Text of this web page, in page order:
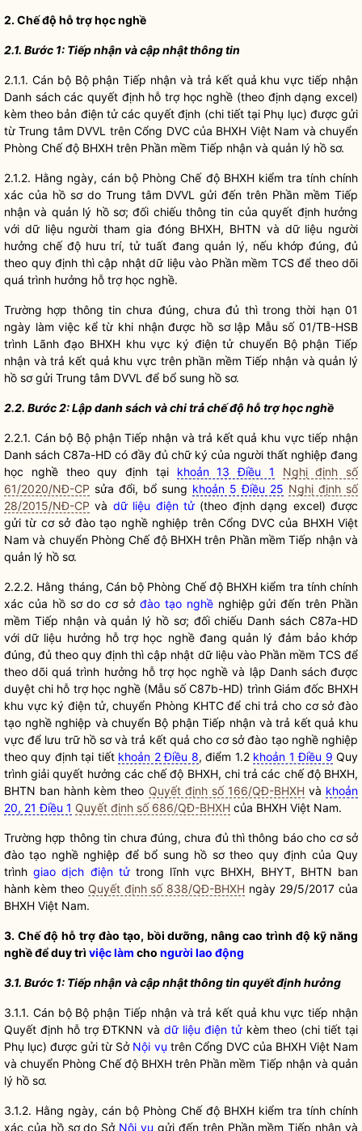
2. Chế độ hỗ trợ học nghề
2.1. Bước 1: Tiếp nhận và cập nhật thông tin
2.1.1. Cán bộ Bộ phận Tiếp nhận và trả kết quả khu vực tiếp nhận
Danh sách các quyết định hỗ trợ học nghề (theo định dạng excel)
kèm theo bản điện tử các quyết định (chi tiết tại Phụ lục) được gửi
từ Trung tâm DVVL trên Cổng DVC của BHXH Việt Nam và chuyển
Phòng Chế độ BHXH trên Phần mềm Tiếp nhận và quản lý hồ sơ.
2.1.2. Hằng ngày, cán bộ Phòng Chế độ BHXH kiểm tra tính chính
xác của hồ sơ do Trung tâm DVVL gửi đến trên Phần mềm Tiếp
nhận và quản lý hồ sơ; đối chiếu thông tin của quyết định hưởng
với dữ liệu người tham gia đóng BHXH, BHTN và dữ liệu người
hưởng chế độ hưu trí, tử tuất đang quản lý, nếu khớp đúng, đủ
theo quy định thì cập nhật dữ liệu vào Phần mềm TCS để theo dõi
quá trình hưởng hỗ trợ học nghề.
Trường hợp thông tin chưa đúng, chưa đủ thì trong thời hạn 01
ngày làm việc kể từ khi nhận được hồ sơ lập Mẫu số 01/TB-HSB
trình Lãnh đạo BHXH khu vực ký điện tử chuyển Bộ phận Tiếp
nhận và trả kết quả khu vực trên phần mềm Tiếp nhận và quản lý
hồ sơ gửi Trung tâm DVVL để bổ sung hồ sơ.
2.2. Bước 2: Lập danh sách và chi trả chế độ hỗ trợ học nghề
2.2.1. Cán bộ Bộ phận Tiếp nhận và trả kết quả khu vực tiếp nhận
Danh sách C87a-HD có đầy đủ chữ ký của người thất nghiệp đang
học nghề theo quy định tại khoản 13 Điều 1
Nghị định số
61/2020/NĐ-CP sửa đổi, bổ sung khoản 5 Điều 25 Nghị định số
28/2015/NĐ-CP và dữ liệu điện tử (theo định dạng excel) được
gửi từ cơ sở đào tạo nghề nghiệp trên Cổng DVC của BHXH Việt
Nam và chuyển Phòng Chế độ BHXH trên Phần mềm Tiếp nhận và
quản lý hồ sơ.
2.2.2. Hằng tháng, Cán bộ Phòng Chế độ BHXH kiểm tra tính chính
xác của hồ sơ do cơ sở đào tạo nghềnghiệp gửi đến trên Phần
mềm Tiếp nhận và quản lý hồ sơ; đối chiếu Danh sách C87a-HD
vớidữ liệu hưởng hỗ trợ học nghề đang quản lý đảm bảo khớp
đúng, đủ theo quy định thì cập nhật dữ liệu vào Phần mềm TCS để
theo dõi quá trình hưởng hỗ trợ học nghề và lập Danh sách được
duyệt chi hỗ trợ học nghề (Mẫu số C87b-HD) trình Giám đốc BHXH
khu vực ký điện tử, chuyển Phòng KHTC để chi trả cho cơ sở đào
tạo nghềnghiệp và chuyển Bộ phận Tiếp nhận và trả kết quả khu
vực để lưu trữ hồ sơ và trả kết quả cho cơ sởđào tạo nghềnghiệp
theo quy định tại tiết khoản 2 Điều 8, điểm 1.2 khoản 1 Điều 9 Quy
trình giải quyết hưởng các chế độ BHXH, chi trả các chế độ BHXH,
BHTN ban hành kèm theo Quyết định số 166/QĐ-BHXHvà khoản
20, 21 Điều 1 Quyết định số 686/QĐ-BHXH của BHXH Việt Nam.
Trường hợp thông tin chưa đúng, chưa đủ thì thông báo cho cơ sở
đào tạo nghề nghiệp để bổ sung hồ sơ theo quy định của Quy
trìnhgiao dịch điện tửtrong lĩnh vực BHXH, BHYT, BHTN ban
hành kèm theo Quyết định số 838/QĐ-BHXH ngày 29/5/2017 của
BHXH Việt Nam.
3. Chế độ hỗ trợ đào tạo, bồi dưỡng, nâng cao trình độ kỹ năng
nghề để duy trì việc làm cho người lao động
3.1. Bước 1: Tiếp nhận và cập nhật thông tin quyết định hưởng
3.1.1. Cán bộ Bộ phận Tiếp nhận và trả kết quả khu vực tiếp nhận
Quyết định hỗ trợ ĐTKNN và dữ liệu điện tử kèm theo (chi tiết tại
Phụ lục) được gửi từ Sở Nội vụ trên Cổng DVC của BHXH Việt Nam
và chuyển Phòng Chế độ BHXH trên Phần mềm Tiếp nhận và quản
lý hồ sơ.
3.1.2. Hằng ngày, cán bộ Phòng Chế độ BHXH kiểm tra tính chính
xác của hồ sơ do Sở Nội vụ gửi đến trên Phần mềm Tiếp nhận và